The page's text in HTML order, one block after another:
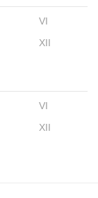
VI
XII
VI
XII